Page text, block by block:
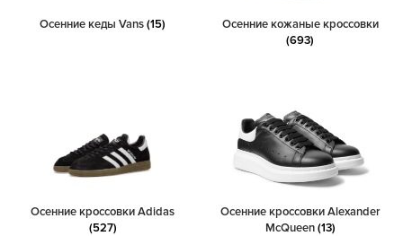
Осенние кеды Vans(15)
Осенние кожаные кроссовки
(693)
Осенние кроссовки Adidas
(527)
Осенние кроссовки Alexander
McQueen(13)